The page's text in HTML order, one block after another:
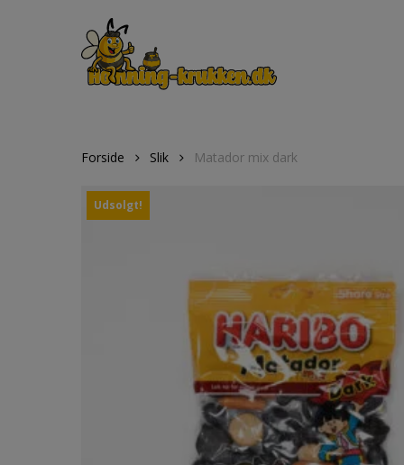
Forside Slik Matador mix dark
Udsolgt!